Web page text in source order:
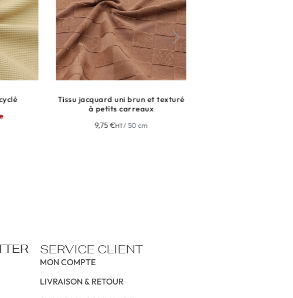
Tissu jacquard uni brun et texturé
à petits carreaux
HT/ 50 cm
NEWSLETTER NEWSLETTER
SERVICE CLIENT
MON COMPTE
LIVRAISON & RETOUR